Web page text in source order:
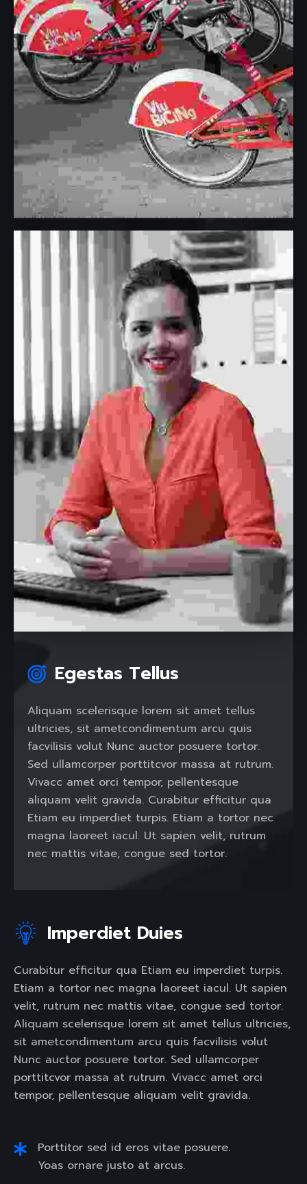
Egestas Tellus
Aliquam scelerisque lorem sit amet tellus
ultricies, sit ametcondimentum arcu quis
facvilisis volut Nunc auctor posuere tortor.
Sed ullamcorper porttitcvor massa at rutrum.
Vivacc amet orci tempor, pellentesque
aliquam velit gravida. Curabitur efficitur qua
Etiam eu imperdiet turpis. Etiam a tortor nec
magna laoreet iacul. Ut sapien velit, rutrum
nec mattis vitae, congue sed tortor.
Imperdiet Duies
Curabitur efficitur qua Etiam eu imperdiet turpis.
Etiam a tortor nec magna laoreet iacul. Ut sapien
velit, rutrum nec mattis vitae, congue sed tortor.
Aliquam scelerisque lorem sit amet tellus ultricies,
sit ametcondimentum arcu quis facvilisis volut
Nunc auctor posuere tortor. Sed ullamcorper
porttitcvor massa at rutrum. Vivacc amet orci
tempor, pellentesque aliquam velit gravida.
Porttitor sed id eros vitae posuere.
Yoas ornare justo at arcus.